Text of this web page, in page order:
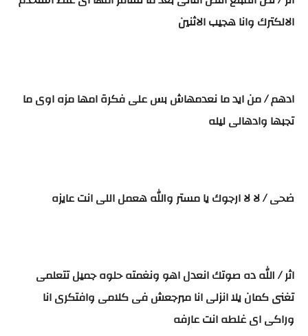
الالكترك وانا هجيب الاثنين
ادهم / من ايد ما نعدمهاش بس على فكرة امها مزه اوى ما
تجبها وادهالى ليله
ضحى / لا لا ارجوك يا مستر والله هعمل اللى انت عايزه
اثر / الله ده صوتك انعدل اهو ونغمته حلوه جميل تتعلمى
تغنى كمان يلا انزلى انا مبرجعش فى كلامى وافتكرى انا
وراكى اى غلطه انت عارفه